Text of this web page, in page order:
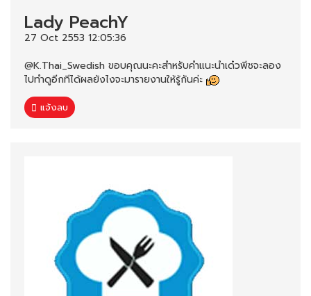
Lady PeachY
27 Oct 2553 12:05:36
@K.Thai_Swedish ขอบคุณนะคะสำหรับคำแนะนำเด๋วพีชจะลอง
ไปทำดูอีกทีได้ผลยังไงจะมารายงานให้รู้กันค่ะ
แจ้งลบ